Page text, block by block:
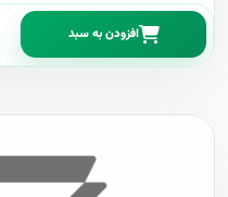
افزودن به سبد